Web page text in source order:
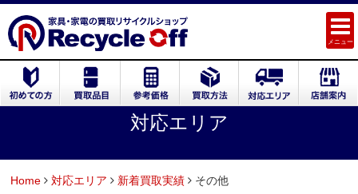
メニュー
対応エリア
Home 対応エリア 新着買取実績 その他